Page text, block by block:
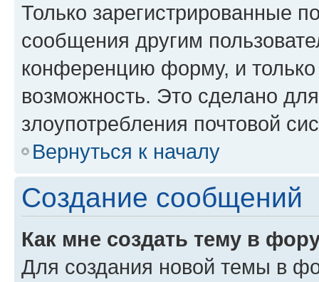
Только зарегистрированные
сообщения другим
конференцию форму, и
возможность. Это сделано
злоупотребления почтовой
Вернуться к началу
Создание сообщений
Как мне создать тему в
Для создания новой темы в